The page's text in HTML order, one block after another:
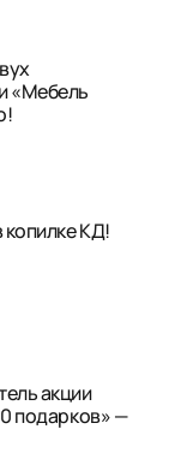
«Мебель
КД!
акции
подарков» —